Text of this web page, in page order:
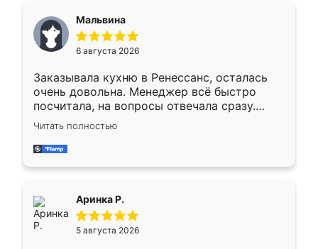
меньше, здесь же он более разнообразный.
Мне нравится ,если что-то потребуется из
мебели буду заказывать только здесь.
Мальвина
6 августа 2026
Заказывала кухню в Ренессанс, осталась
очень довольна. Менеджер всё быстро
посчитала, на вопросы отвечала сразу.
Замерщик приехал в субботу, подошёл к
делу со всей ответственностью. Собрали
за день, ребята работали аккуратно, даже
Читать полностью
Аринка Р.
5 августа 2026